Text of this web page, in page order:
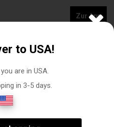
Zur App
Wasserflaschen
to USA!
are in USA.
in 3-5 days.